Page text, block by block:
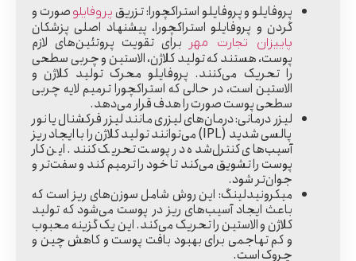
پروفایلو و پروفایلو استراکچورا:تزریق پروفایلو صورت و
گردن و پروفایلو استراکچورا، پیشنهاد اصلی پزشکان
پاییزان تجارت مهر
برای تقویت پروتئین‌های لازم
پوست، هستند که تولید کلاژن، الاستین و چربی سطحی
را تحریک می‌کنند. پروفایلو محرک تولید کلاژن و
الاستین است، در حالی که استراکچورا ترمیم لایه چربی
سطحی پوست صورت را هدف قرار می‌دهد.
لیزر درمانی:درمان‌های لیزری مانند لیزر فرکشنال یا نور
پالسی شدید (IPL) می‌توانند تولید کلاژن را با ایجاد ریز
آسیب‌های کنترل‌شده در پوست تحریک کنند. این کار
پوست را تشویق می‌کند تا خود را ترمیم کند و سفت‌تر و
جوان‌تر شود.
میکرونیدلینگ: این روش شامل سوزن‌های ریز است که
باعث ایجاد آسیب‌های ریز در پوست می‌شود که تولید
کلاژن و الاستین را تحریک می‌کند. این یک گزینه محبوب
و کم تهاجمی برای بهبود بافت پوست و کاهش چین و
چروک است.